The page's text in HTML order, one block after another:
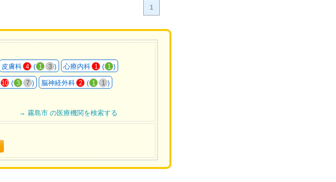
1
皮膚科 4 ( 1 3 ) 心療内科 1 ( 1 )
10 ( 3 7 ) 脳神経外科 2 ( 1 1 )
→ 霧島市 の医療機関を検索する